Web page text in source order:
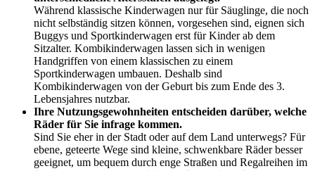
Während klassische Kinderwagen nur für Säuglinge, die noch
nicht selbständig sitzen können, vorgesehen sind, eignen sich
Buggys und Sportkinderwagen erst für Kinder ab dem
Sitzalter. Kombikinderwagen lassen sich in wenigen
Handgriffen von einem klassischen zu einem
Sportkinderwagen umbauen. Deshalb sind
Kombikinderwagen von der Geburt bis zum Ende des 3.
Lebensjahres nutzbar.
Ihre Nutzungsgewohnheiten entscheiden darüber, welche
Räder für Sie infrage kommen.
Sind Sie eher in der Stadt oder auf dem Land unterwegs? Für
ebene, geteerte Wege sind kleine, schwenkbare Räder besser
geeignet, um bequem durch enge Straßen und Regalreihen im